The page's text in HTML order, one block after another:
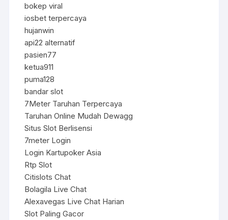
bokep viral
iosbet terpercaya
hujanwin
api22 alternatif
pasien77
ketua911
puma128
bandar slot
7Meter Taruhan Terpercaya
Taruhan Online Mudah Dewagg
Situs Slot Berlisensi
7meter Login
Login Kartupoker Asia
Rtp Slot
Citislots Chat
Bolagila Live Chat
Alexavegas Live Chat Harian
Slot Paling Gacor